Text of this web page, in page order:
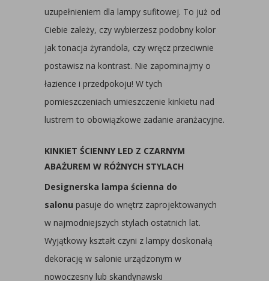
uzupełnieniem dla lampy sufitowej. To już od
Ciebie zależy, czy wybierzesz podobny kolor
jak tonacja żyrandola, czy wręcz przeciwnie
postawisz na kontrast. Nie zapominajmy o
łazience i przedpokoju! W tych
pomieszczeniach umieszczenie kinkietu nad
lustrem to obowiązkowe zadanie aranżacyjne.
KINKIET ŚCIENNY LED Z CZARNYM
ABAŻUREM W RÓŻNYCH STYLACH
Designerska lampa ścienna do
salonu pasuje do wnętrz zaprojektowanych
w najmodniejszych stylach ostatnich lat.
Wyjątkowy kształt czyni z lampy doskonałą
dekorację w salonie urządzonym w
nowoczesny lub skandynawski